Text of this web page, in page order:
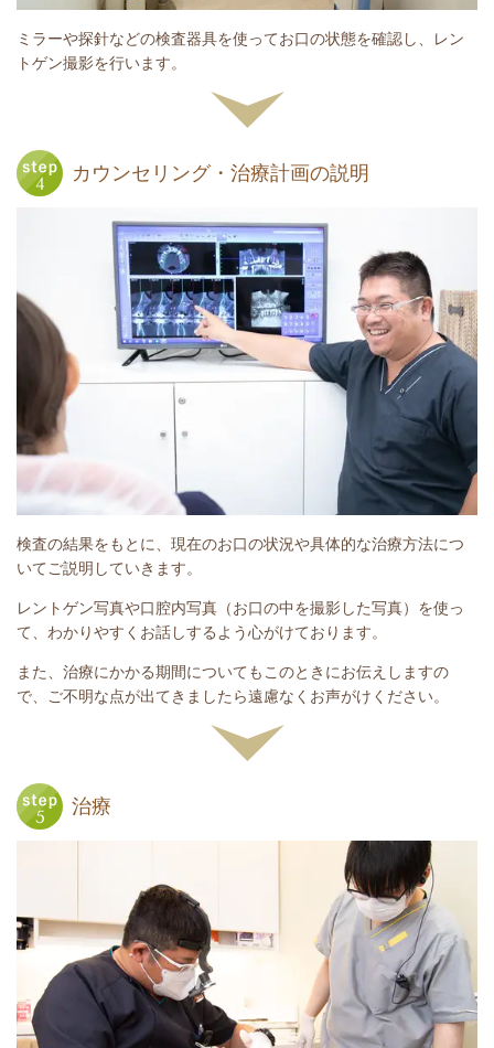
ミラーや探針などの検査器具を使ってお口の状態を確認し、レン
トゲン撮影を行います。
カウンセリング・治療計画の説明
検査の結果をもとに、現在のお口の状況や具体的な治療方法につ
いてご説明していきます。
レントゲン写真や口腔内写真（お口の中を撮影した写真）を使っ
て、わかりやすくお話しするよう心がけております。
また、治療にかかる期間についてもこのときにお伝えしますの
で、ご不明な点が出てきましたら遠慮なくお声がけください。
治療